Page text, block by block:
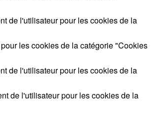
de l'utilisateur pour les cookies de la
les cookies de la catégorie "Cookies
de l'utilisateur pour les cookies de la
de l'utilisateur pour les cookies de la